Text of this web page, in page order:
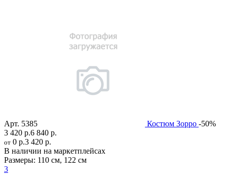
Арт. 5385 Костюм Зорро -50%
3 420 р.6 840 р.
от 0 р.3 420 р.
В наличии на маркетплейсах
Размеры: 110 см, 122 см
3